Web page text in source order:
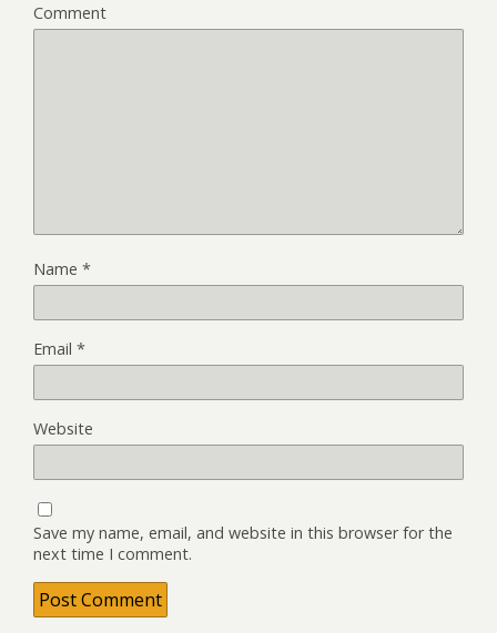
Comment
Name *
Email *
Website
Save my name, email, and website in this browser for the
next time I comment.